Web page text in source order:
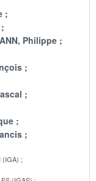
Philippe
(IGA)